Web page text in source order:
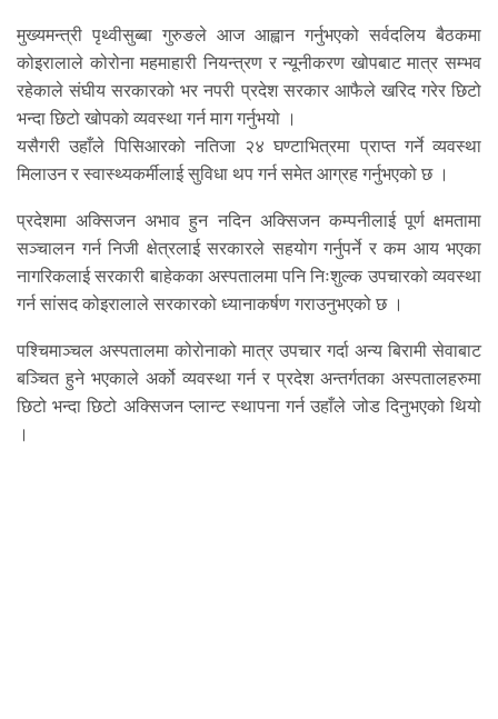
मुख्यमन्त्री पृथ्वीसुब्बा गुरुङले आज आह्वान गर्नुभएको सर्वदलिय बैठकमा
कोइरालाले कोरोना महमाहारी नियन्त्रण र न्यूनीकरण खोपबाट मात्र सम्भव
रहेकाले संघीय सरकारको भर नपरी प्रदेश सरकार आफैले खरिद गरेर छिटो
भन्दा छिटो खोपको व्यवस्था गर्न माग गर्नुभयो ।
यसैगरी उहाँले पिसिआरको नतिजा २४ घण्टाभित्रमा प्राप्त गर्ने व्यवस्था
मिलाउन र स्वास्थ्यकर्मीलाई सुविधा थप गर्न समेत आग्रह गर्नुभएको छ ।
प्रदेशमा अक्सिजन अभाव हुन नदिन अक्सिजन कम्पनीलाई पूर्ण क्षमतामा
सञ्चालन गर्न निजी क्षेत्रलाई सरकारले सहयोग गर्नुपर्ने र कम आय भएका
नागरिकलाई सरकारी बाहेकका अस्पतालमा पनि निःशुल्क उपचारको व्यवस्था
गर्न सांसद कोइरालाले सरकारको ध्यानाकर्षण गराउनुभएको छ ।
पश्चिमाञ्चल अस्पतालमा कोरोनाको मात्र उपचार गर्दा अन्य बिरामी सेवाबाट
बञ्चित हुने भएकाले अर्को व्यवस्था गर्न र प्रदेश अन्तर्गतका अस्पतालहरुमा
छिटो भन्दा छिटो अक्सिजन प्लान्ट स्थापना गर्न उहाँले जोड दिनुभएको थियो
।